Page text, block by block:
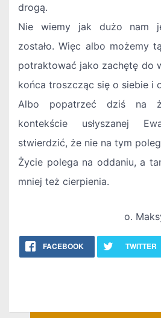
drogą.
Nie wiemy jak dużo nam
zostało. Więc albo możemy
potraktować jako zachętę do
końca troszcząc się o siebie i
Albo popatrzeć dziś na
kontekście usłyszanej
stwierdzić, że nie na tym
Życie polega na oddaniu, a
mniej też cierpienia.
o.
FACEBOOK TWITTER